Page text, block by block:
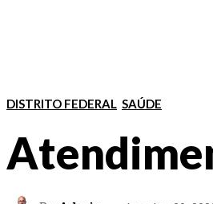
DISTRITO FEDERAL SAÚDE